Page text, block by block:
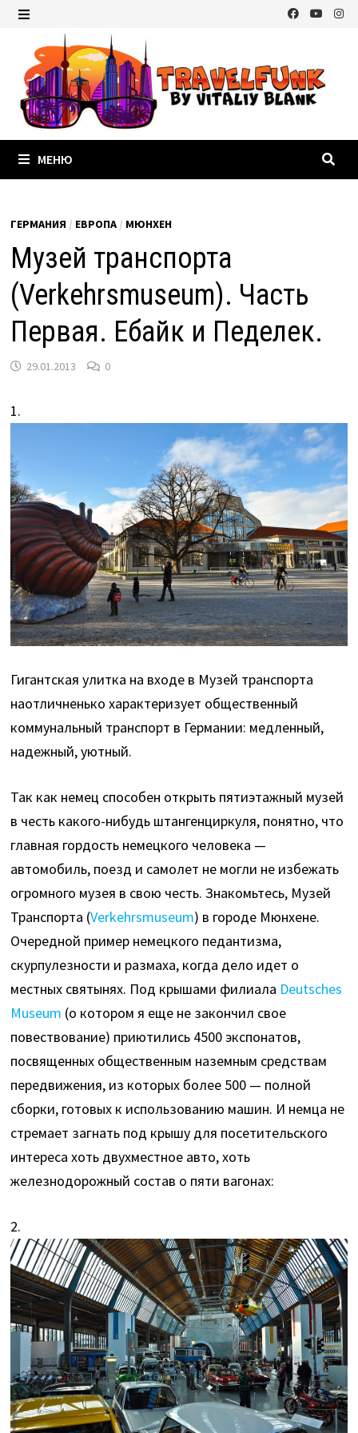
Перейти
содержимому
МЕНЮ
ГЕРМАНИЯ / ЕВРОПА / МЮНХЕН
Музей транспорта
(Verkehrsmuseum). Часть
Первая. Ебайк и Педелек.
29.01.2013 0
1.
Гигантская улитка на входе в Музей транспорта
наотличненько характеризует общественный
коммунальный транспорт в Германии: медленный,
надежный, уютный.
Так как немец способен открыть пятиэтажный музей
в честь какого-нибудь штангенциркуля, понятно, что
главная гордость немецкого человека —
автомобиль, поезд и самолет не могли не избежать
огромного музея в свою честь. Знакомьтесь, Музей
Транспорта (Verkehrsmuseum) в городе Мюнхене.
Очередной пример немецкого педантизма,
скурпулезности и размаха, когда дело идет о
местных святынях. Под крышами филиала Deutsches
Museum (о котором я еще не закончил свое
повествование) приютились 4500 экспонатов,
посвященных общественным наземным средствам
передвижения, из которых более 500 — полной
сборки, готовых к использованию машин. И немца не
стремает загнать под крышу для посетительского
интереса хоть двухместное авто, хоть
железнодорожный состав о пяти вагонах:
2.